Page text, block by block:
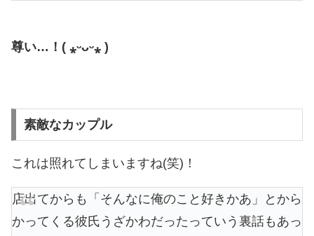
尊い…！( ⁎ᵕᴗᵕ⁎ )
素敵なカップル
これは照れてしまいますね(笑)！
店出てからも「そんなに俺のこと好きかあ」とから
かってくる彼氏うざかわだったっていう裏話もあっ